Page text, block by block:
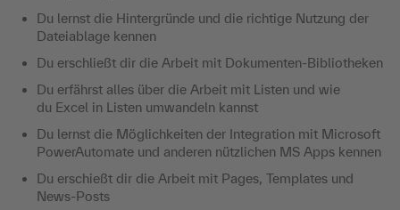
Du lernst die Hintergründe und die richtige Nutzung der
Dateiablage kennen
Du erschließt dir die Arbeit mit Dokumenten-Bibliotheken
Du erfährst alles über die Arbeit mit Listen und wie
du Excel in Listen umwandeln kannst
Du lernst die Möglichkeiten der Integration mit Microsoft
PowerAutomate und anderen nützlichen MS Apps kennen
Du erschießt dir die Arbeit mit Pages, Templates und
News-Posts